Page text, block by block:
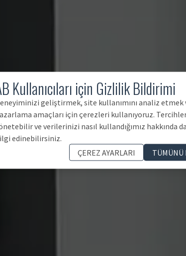
Kullanıcıları için Gizlilik Bildirimi
geliştirmek, site kullanımını analiz etmek
amaçları için çerezleri kullanıyoruz.
ve verilerinizi nasıl kullandığımız hakkında
edinebilirsiniz.
ÇEREZ AYARLARI
TÜMÜNÜ